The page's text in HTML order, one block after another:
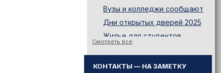
Вузы и колледжи сообщают
Дни открытых дверей 2025
Жилье для студентов
Иностранному абитуриенту
Смотреть все
КОНТАКТЫ — НА ЗАМЕТКУ